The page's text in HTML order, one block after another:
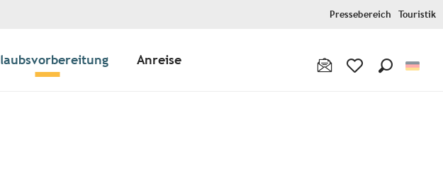
Pressebereich Touristik
Anreise